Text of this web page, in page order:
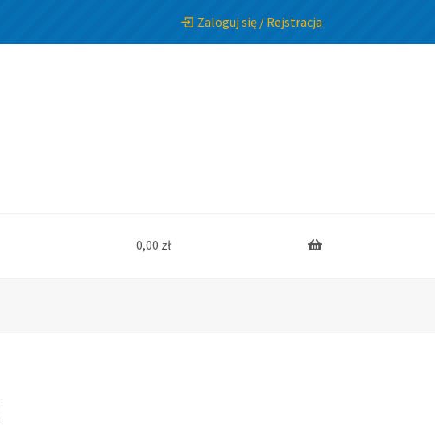
Zaloguj się / Rejstracja
0,00 zł